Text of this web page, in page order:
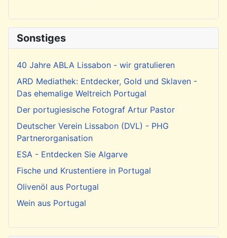
Sonstiges
40 Jahre ABLA Lissabon - wir gratulieren
ARD Mediathek: Entdecker, Gold und Sklaven -
Das ehemalige Weltreich Portugal
Der portugiesische Fotograf Artur Pastor
Deutscher Verein Lissabon (DVL) - PHG
Partnerorganisation
ESA - Entdecken Sie Algarve
Fische und Krustentiere in Portugal
Olivenöl aus Portugal
Wein aus Portugal